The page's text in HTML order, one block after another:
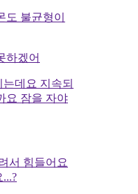
도 불균형이
하겠어
데요 지속되
요 잠을 자야
서 힘들어요